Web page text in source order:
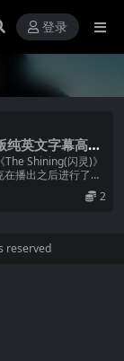
登录
纯英文字幕高清
Shining(闪灵)》
播出之后进行了重
英文字幕MP4。闪
2
reserved